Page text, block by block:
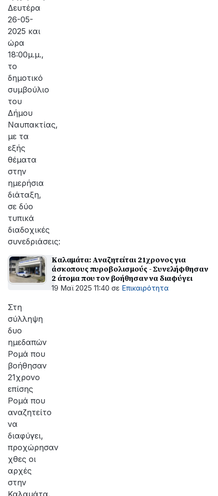
Δευτέρα
26-05-
2025 και
ώρα
18:00μ.μ.,
το
δημοτικό
συμβούλιο
του
Δήμου
Ναυπακτίας,
με τα
εξής
θέματα
στην
ημερήσια
διάταξη,
σε δύο
τυπικά
διαδοχικές
συνεδριάσεις:
Καλαμάτα: Αναζητείται 21χρονος για
άσκοπους πυροβολισμούς - Συνελήφθησαν
2 άτομα που τον βοήθησαν να διαφύγει
19 Μαϊ 2025 11:40 σε Επικαιρότητα
Στη
σύλληψη
δυο
ημεδαπών
Ρομά που
βοήθησαν
21χρονο
επίσης
Ρομά που
αναζητείτο
να
διαφύγει,
προχώρησαν
χθες οι
αρχές
στην
Καλαμάτα.